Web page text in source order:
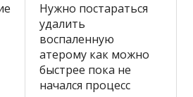
Нужно постараться
удалить
воспаленную
атерому как можно
быстрее пока не
начался процесс